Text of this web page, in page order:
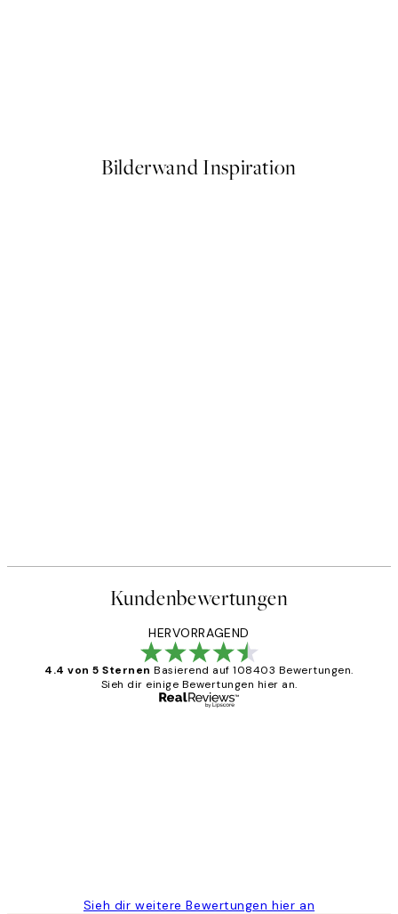
Bilderwand Inspiration
Kundenbewertungen
HERVORRAGEND
4.4 von 5 Sternen Basierend auf 108403 Bewertungen.
Sieh dir einige Bewertungen hier an.
Sieh dir weitere Bewertungen hier an